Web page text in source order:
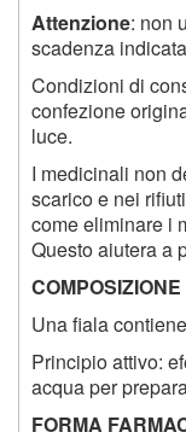
Attenzione: non
scadenza
Condizioni di
confezione
luce.
I medicinali non
scarico e nei
come eliminare i
Questo aiutera a
COMPOSIZIONE
Una fiala
Principio attivo:
acqua per
FORMA